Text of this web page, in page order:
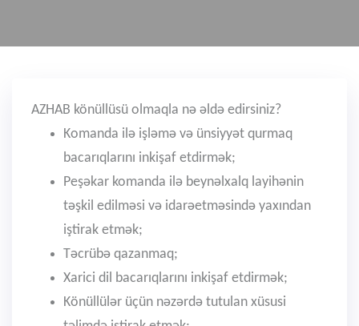
AZHAB könüllüsü olmaqla nə əldə edirsiniz?
Komanda ilə işləmə və ünsiyyət qurmaq
bacarıqlarını inkişaf etdirmək;
Peşəkar komanda ilə beynəlxalq layihənin
təşkil edilməsi və idarəetməsində yaxından
iştirak etmək;
Təcrübə qazanmaq;
Xarici dil bacarıqlarını inkişaf etdirmək;
Könüllülər üçün nəzərdə tutulan xüsusi